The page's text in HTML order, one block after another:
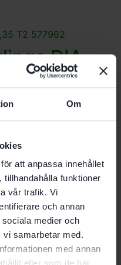
Om
att anpassa innehållet
tillhandahålla funktioner
vår trafik. Vi
och annan
medier och
vi samarbetar med.
med annan
DIA
T2
DIA
T1